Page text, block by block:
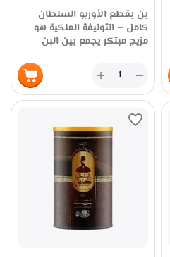
بن بقطع الأوريو السلطان
كامل – التوليفة الملكية هو
مزيج مبتكر يجمع بين البن
الأصلية، ليمنحك نكهة فريدة
تجمع بين الطابع الكريمي
ونكهة القهوة الغنية. هذا
النكهات الفاكهية والحلويات،
ويُعد خيارًا مثاليًا للمقاهي
والمطاعم التي تبحث عن تجربة
مميزة لعملائها. يُقدم عبر منصة
سوق بلس في عبوة وزنها
200 جرام، ويُتاح بسعر الجملة،
جملة الجملة مباشرة من المصنع،
مع ضمان الجودة والثبات في
الطعم، وخدمة توريد احترافية
+ −